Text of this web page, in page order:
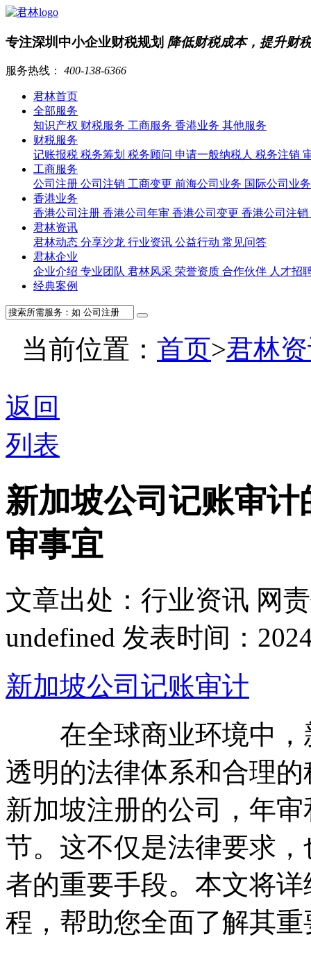
专注深圳中小企业财税规划 降低财税成本，提升财
服务热线： 400-138-6366
君林首页
全部服务
知识产权 财税服务 工商服务 香港业务 其他服务
财税服务
记账报税 税务筹划 税务顾问 申请一般纳税人 税务注销
工商服务
公司注册 公司注销 工商变更 前海公司业务 国际公司业
香港业务
香港公司注册 香港公司年审 香港公司变更 香港公司注销
君林资讯
君林动态 分享沙龙 行业资讯 公益行动 常见问答
君林企业
企业介绍 专业团队 君林风采 荣誉资质 合作伙伴 人才招
经典案例
当前位置： 首页>君林
返回
列表
新加坡公司记账审
审事宜
文章出处：行业资讯 网
undefined 发表时间：
新加坡公司记账审计
在全球商业环境中，
透明的法律体系和合理
新加坡注册的公司，年
节。这不仅是法律要求
者的重要手段。本文将详
程，帮助您全面了解其